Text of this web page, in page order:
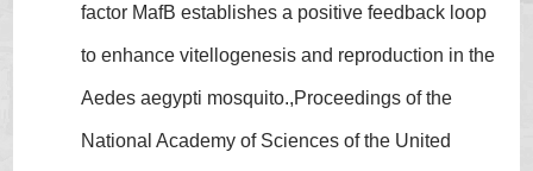
factor MafB establishes a positive feedback loop
to enhance vitellogenesis and reproduction in the
Aedes aegypti mosquito.,Proceedings of the
National Academy of Sciences of the United